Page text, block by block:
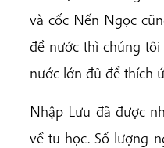
và cốc Nến Ngọc
đề nước thì chúng
nước lớn đủ để thích
Nhập Lưu đã được
về tu học. Số lượng